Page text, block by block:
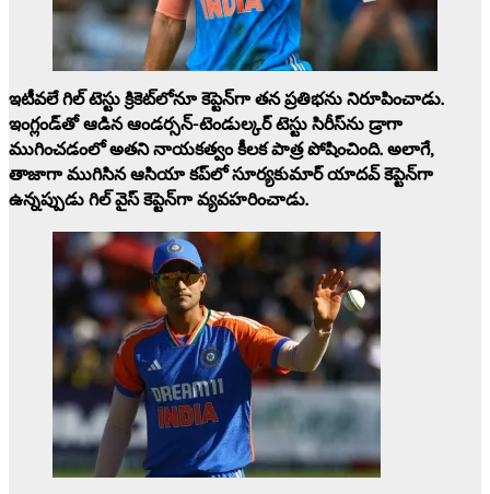
ఇటీవలే గిల్ టెస్టు క్రికెట్‌లోనూ కెప్టెన్‌గా తన ప్రతిభను నిరూపించాడు.
ఇంగ్లండ్‌తో ఆడిన ఆండర్సన్-టెండుల్కర్ టెస్టు సిరీస్‌ను డ్రాగా
ముగించడంలో అతని నాయకత్వం కీలక పాత్ర పోషించింది. అలాగే,
తాజాగా ముగిసిన ఆసియా కప్‌లోసూర్యకుమార్ యాదవ్కెప్టెన్‌గా
ఉన్నప్పుడు గిల్ వైస్ కెప్టెన్‌గా వ్యవహరించాడు.